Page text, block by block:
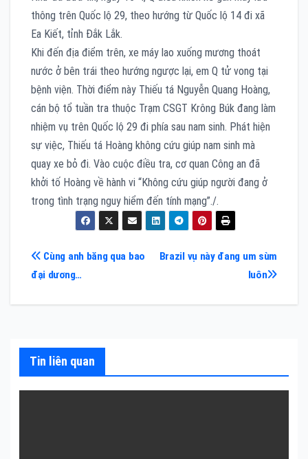
thông trên Quốc lộ 29, theo hướng từ Quốc lộ 14 đi xã
Ea Kiết, tỉnh Đắk Lắk.
Khi đến địa điểm trên, xe máy lao xuống mương thoát
nước ở bên trái theo hướng ngược lại, em Q tử vong tại
bệnh viện. Thời điểm này Thiếu tá Nguyễn Quang Hoàng,
cán bộ tổ tuần tra thuộc Trạm CSGT Krông Búk đang làm
nhiệm vụ trên Quốc lộ 29 đi phía sau nam sinh. Phát hiện
sự việc, Thiếu tá Hoàng không cứu giúp nam sinh mà
quay xe bỏ đi. Vào cuộc điều tra, cơ quan Công an đã
khởi tố Hoàng về hành vi “Không cứu giúp người đang ở
trong tình trạng nguy hiểm đến tính mạng”./.
Điều
hướng
viết
Brazil vụ này đang um sùm
luôn
Cùng anh băng qua bao
đại dương…
Tin liên quan